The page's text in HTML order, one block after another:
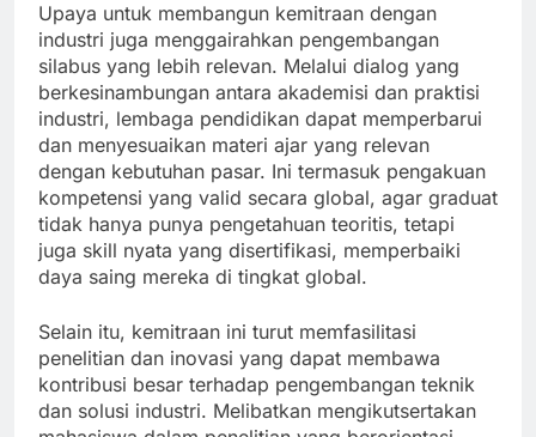
Upaya untuk membangun kemitraan dengan
industri juga menggairahkan pengembangan
silabus yang lebih relevan. Melalui dialog yang
berkesinambungan antara akademisi dan praktisi
industri, lembaga pendidikan dapat memperbarui
dan menyesuaikan materi ajar yang relevan
dengan kebutuhan pasar. Ini termasuk pengakuan
kompetensi yang valid secara global, agar graduat
tidak hanya punya pengetahuan teoritis, tetapi
juga skill nyata yang disertifikasi, memperbaiki
daya saing mereka di tingkat global.
Selain itu, kemitraan ini turut memfasilitasi
penelitian dan inovasi yang dapat membawa
kontribusi besar terhadap pengembangan teknik
dan solusi industri. Melibatkan mengikutsertakan